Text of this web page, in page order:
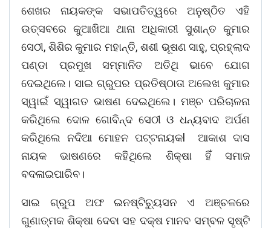
ଶେଖର ନାୟକଙ୍କ ସଭାପତିତ୍ୱରେ ଅନୁଷ୍ଠିତ ଏହି
ଉତ୍ସବରେ କୁଆଖିଆ ଥାନା ଅଧିକାରୀ ସୁଶାନ୍ତ କୁମାର
ସେଠୀ, ଶିଶିର କୁମାର ମହାନ୍ତି, ଶଶୀ ଭୂଷଣ ସାହୁ, ପ୍ରହ୍ଲାଦ
ପଣ୍ଡା ପ୍ରମୁଖ ସମ୍ମାନିତ ଅତିଥି ଭାବେ ଯୋଗ
ଦେଇଥିଲେ। ସାଇ ଗ୍ରୁପର ପ୍ରତିଷ୍ଠାତା ଅଲେଖ କୁମାର
ସ୍ୱାଇଁ ସ୍ୱାଗତ ଭାଷଣ ଦେଇଥିଲେ। ମଞ୍ଚ ପରିଚାଳନା
କରିଥିଲେ ଦୋଳ ଗୋବିନ୍ଦ ସେଠୀ ଓ ଧନ୍ୟବାଦ ଅର୍ପଣ
କରିଥିଲେ ନଦିଆ ମୋହନ ପଟ୍ଟନାୟକl ଆକାଶ ଦାସ
ନାୟକ ଭାଷଣରେ କହିଥିଲେ ଶିକ୍ଷା ହିଁ ସମାଜ
ବଦଳାଇପାରିବ।
ସାଇ ଗ୍ରୁପ ଅଫ ଇନଷ୍ଟିଚ୍ୟୁସନ ଏ ଅଞ୍ଚଳରେ
ଗୁଣାତ୍ମକ ଶିକ୍ଷା ଦେବା ସହ ଦକ୍ଷ ମାନବ ସମ୍ବଳ ସୃଷ୍ଟି